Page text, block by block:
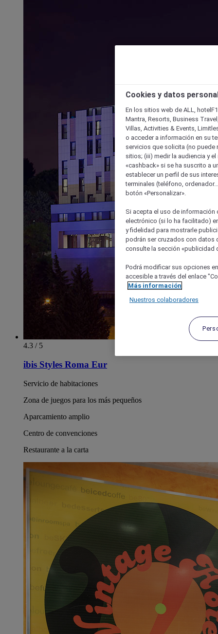
4.3 / 5
ibis Styles Roma Eur
Servicio de habitaciones
Zona de juegos para los más pequeños
Aparcamiento amplio
Centro de convenciones
Restaurante a la carta
Cookies y datos
En los sitios web de ALL,
Mantra, Resorts, Business
Villas, Activities & Events,
o acceder a información en su
servicios que solicita (no puede
sitios; (iii) medir la audiencia y
«cashback» si se ha suscrito a
establecer un perfil de sus
terminales (teléfono,
botón «Personalizar».
Si acepta el uso de
electrónico (si lo ha facilitado)
y fidelidad para mostrarle
podrán ser cruzados con datos
consulte la sección «publicidad
Podrá modificar sus opciones
accesible a través del enlace
Más información
Nuestros colaboradores